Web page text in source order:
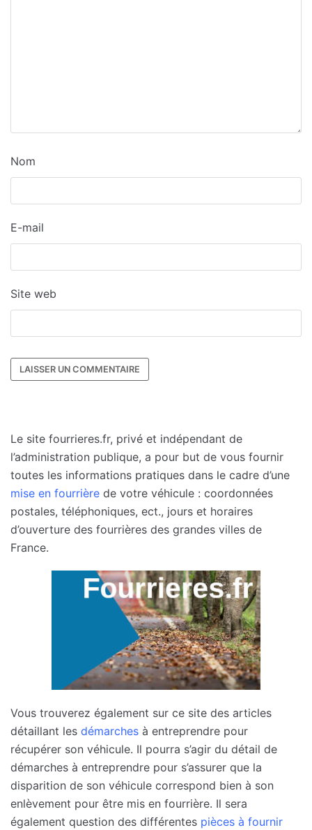
Nom
E-mail
Site web
Le site fourrieres.fr, privé et indépendant de
l’administration publique, a pour but de vous fournir
toutes les informations pratiques dans le cadre d’une
mise en fourrière de votre véhicule : coordonnées
postales, téléphoniques, ect., jours et horaires
d’ouverture des fourrières des grandes villes de
France.
Vous trouverez également sur ce site des articles
détaillant les démarches à entreprendre pour
récupérer son véhicule. Il pourra s’agir du détail de
démarches à entreprendre pour s’assurer que la
disparition de son véhicule correspond bien à son
enlèvement pour être mis en fourrière. Il sera
également question des différentes pièces à fournir